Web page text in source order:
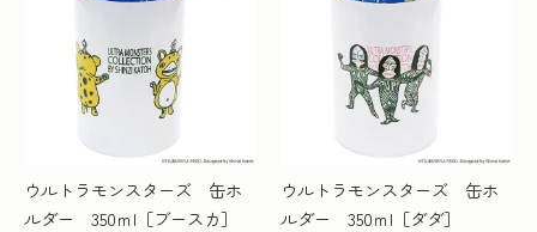
ウルトラモンスターズ 缶ホ
ルダー 350ｍl［ブースカ］
ウルトラモンスターズ 缶ホ
ルダー 350ｍl［ダダ］